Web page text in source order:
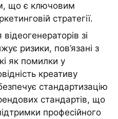
що є ключовим
стратегії.
зі
ризики, пов’язані з
як помилки у
креативу
стандартизацію
стандартів, що
професійного